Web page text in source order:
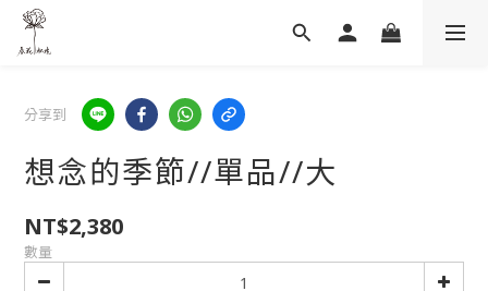
分享到
想念的季節//單品//大
NT$2,380
數量